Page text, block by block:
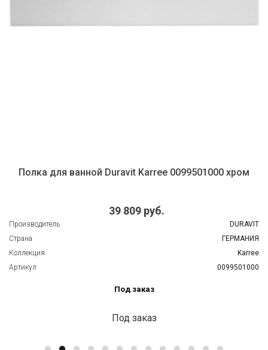
Полка для ванной Duravit Karree 0099501000 хром
39 809 руб.
Производитель
DURAVIT
Страна
ГЕРМАНИЯ
Коллекция
Karree
Артикул
0099501000
Под заказ
Под заказ